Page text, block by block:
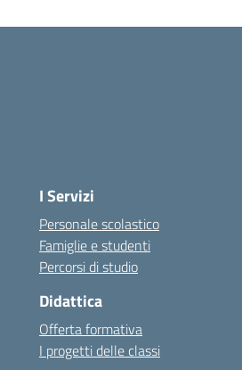
I Servizi
Personale scolastico
Famiglie e studenti
Percorsi di studio
Didattica
Offerta formativa
I progetti delle classi